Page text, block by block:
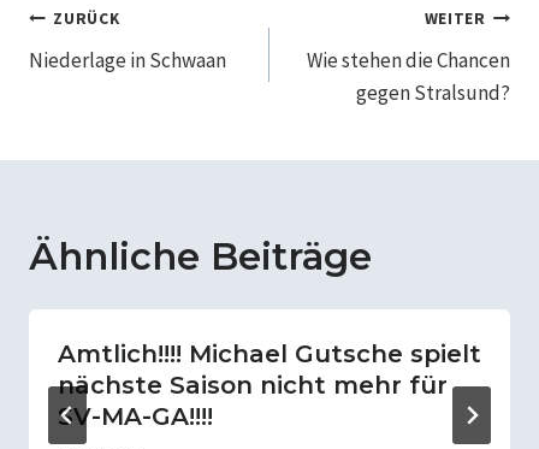
Beitragsnavigation
ZURÜCK
Niederlage in Schwaan
WEITER
Wie stehen die Chancen
gegen Stralsund?
Ähnliche Beiträge
Amtlich!!!! Michael Gutsche spielt
nächste Saison nicht mehr für
SV-MA-GA!!!!